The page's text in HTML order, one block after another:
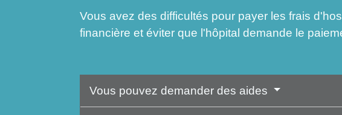
Vous avez des difficultés pour payer les frais
financière et éviter que l'hôpital demande le
Vous pouvez demander des aides